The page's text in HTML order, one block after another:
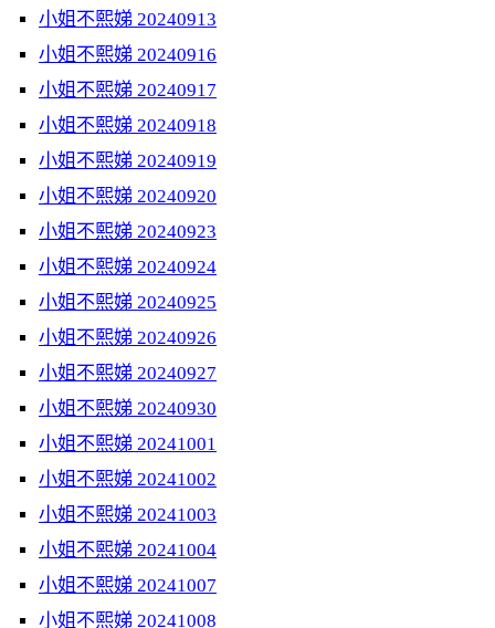
小姐不熙娣 20240913
小姐不熙娣 20240916
小姐不熙娣 20240917
小姐不熙娣 20240918
小姐不熙娣 20240919
小姐不熙娣 20240920
小姐不熙娣 20240923
小姐不熙娣 20240924
小姐不熙娣 20240925
小姐不熙娣 20240926
小姐不熙娣 20240927
小姐不熙娣 20240930
小姐不熙娣 20241001
小姐不熙娣 20241002
小姐不熙娣 20241003
小姐不熙娣 20241004
小姐不熙娣 20241007
小姐不熙娣 20241008